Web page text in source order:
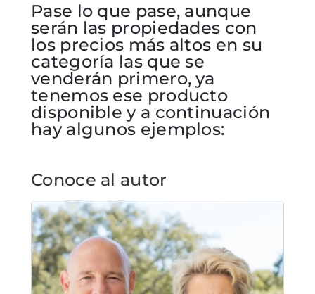
Pase lo que pase, aunque
serán las propiedades con
los precios más altos en su
categoría las que se
venderán primero, ya
tenemos ese producto
disponible y a continuación
hay algunos ejemplos:
Conoce al autor